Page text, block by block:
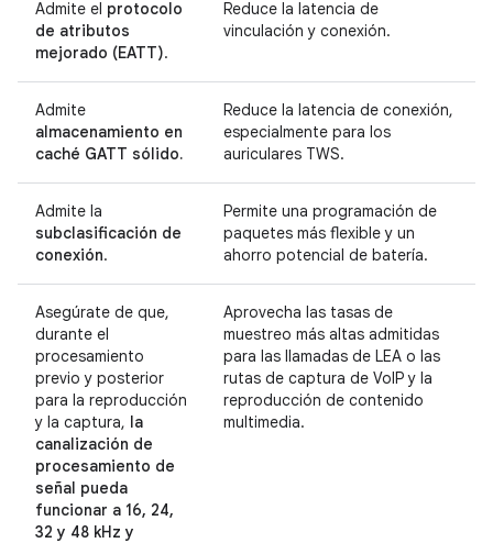
Admite el protocolo
de atributos
mejorado (EATT).
Reduce la latencia de
vinculación y conexión.
Admite
almacenamiento en
caché GATT sólido.
Reduce la latencia de conexión,
especialmente para los
auriculares TWS.
Admite la
subclasificación de
conexión.
Permite una programación de
paquetes más flexible y un
ahorro potencial de batería.
Asegúrate de que,
durante el
procesamiento
previo y posterior
para la reproducción
y la captura, la
canalización de
procesamiento de
señal pueda
funcionar a 16, 24,
32 y 48 kHz y
Aprovecha las tasas de
muestreo más altas admitidas
para las llamadas de LEA o las
rutas de captura de VoIP y la
reproducción de contenido
multimedia.